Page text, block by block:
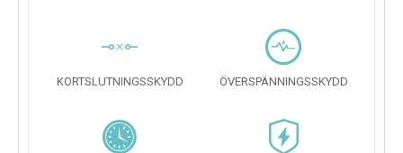
KORTSLUTNINGSSKYDD ÖVERSPÄNNINGSSKYDD